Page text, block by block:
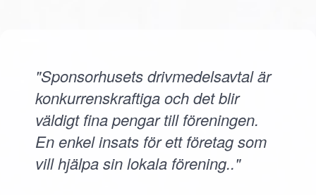
"Sponsorhusets drivmedelsavtal är
konkurrenskraftiga och det blir
väldigt fina pengar till föreningen.
En enkel insats för ett företag som
vill hjälpa sin lokala förening.."